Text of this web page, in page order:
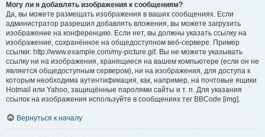
Могу ли я добавлять изображения к сообщениям?
Да, вы можете размещать изображения в ваших сообщениях. Если
администратор разрешил добавлять вложения, вы можете загрузить
изображение на конференцию. Если нет, вы должны указать ссылку на
изображение, сохранённое на общедоступном веб-сервере. Пример
ссылки: http://www.example.com/my-picture.gif. Вы не можете указывать
ссылку ни на изображения, хранящиеся на вашем компьютере (если он не
является общедоступным сервером), ни на изображения, для доступа к
которым необходима аутентификация, как, например, на почтовые ящики
Hotmail или Yahoo, защищённые паролями сайты и т. п. Для указания
ссылок на изображения используйте в сообщениях тег BBCode [img].
Вернуться к началу